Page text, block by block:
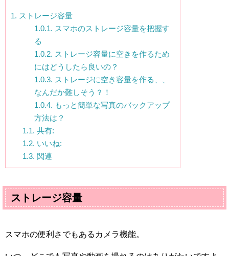
1. ストレージ容量
1.0.1. スマホのストレージ容量を把握す
る
1.0.2. ストレージ容量に空きを作るため
にはどうしたら良いの？
1.0.3. ストレージに空き容量を作る、、
なんだか難しそう？！
1.0.4. もっと簡単な写真のバックアップ
方法は？
1.1. 共有:
1.2. いいね:
1.3. 関連
ストレージ容量
スマホの便利さでもあるカメラ機能。